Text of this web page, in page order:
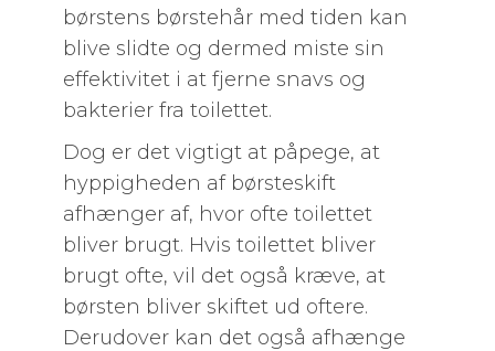
børstens børstehår med tiden kan
blive slidte og dermed miste sin
effektivitet i at fjerne snavs og
bakterier fra toilettet.
Dog er det vigtigt at påpege, at
hyppigheden af børsteskift
afhænger af, hvor ofte toilettet
bliver brugt. Hvis toilettet bliver
brugt ofte, vil det også kræve, at
børsten bliver skiftet ud oftere.
Derudover kan det også afhænge